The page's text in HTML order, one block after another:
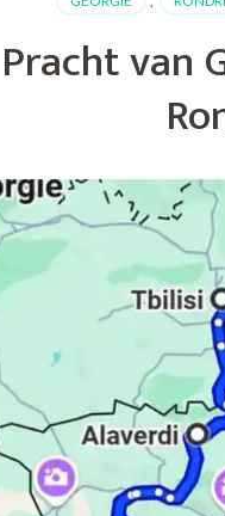
van